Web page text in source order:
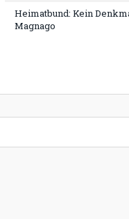
Heimatbund: Kein
Magnago